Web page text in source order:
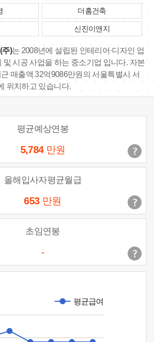
더홈건축
신진이앤지
주)는 2008년에 설립된 인테리어·디자인 업
및 시공 사업을 하는 중소기업 입니다. 자본
매출액 32억9086만원의 서울특별시 서
위치하고 있습니다.
평균예상연봉
5,784 만원
올해입사자평균월급
653 만원
초임연봉
-
평균급여